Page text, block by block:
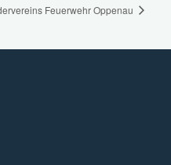
Feuerwehr Oppenau